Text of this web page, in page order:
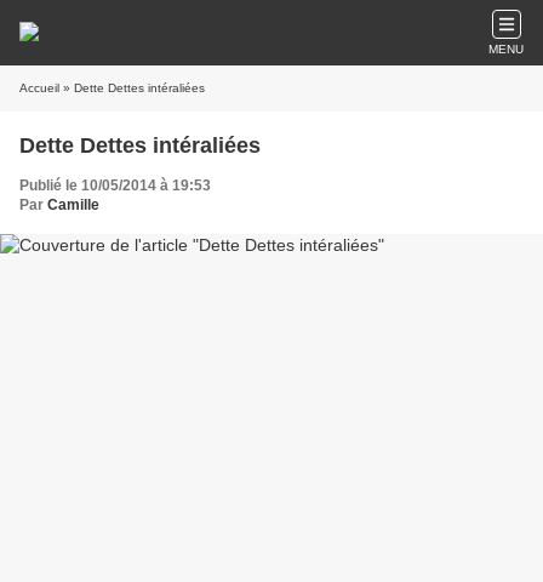
MENU
Accueil » Dette Dettes intéraliées
Dette Dettes intéraliées
Publié le 10/05/2014 à 19:53
Par Camille